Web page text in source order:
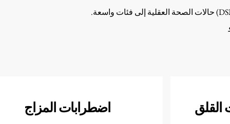
اضطرابات المزاج القلق